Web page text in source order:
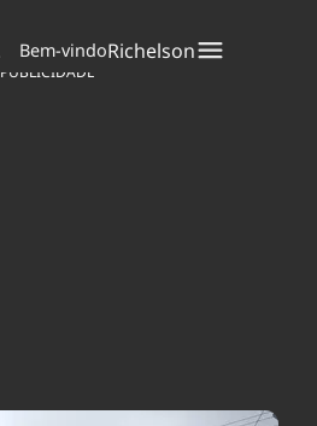
Indicadores
Bem-vindoRichelson
PUBLICIDADE